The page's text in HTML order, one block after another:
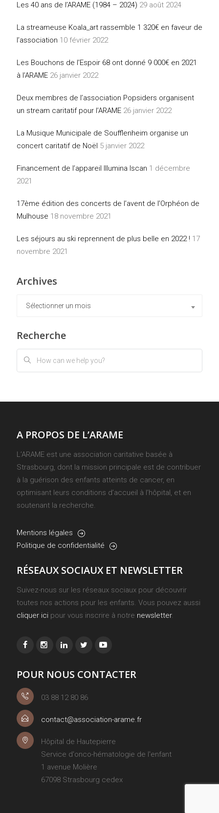
Les 40 ans de l’ARAME (1984 – 2024) 29 août 2024
La streameuse Koala_art rassemble 1 320€ en faveur de
l’association 10 février 2022
Les Bouchons de l’Espoir 68 ont donné 9 000€ en 2021
à l’ARAME 26 janvier 2022
Deux membres de l’association Popsiders organisent
un stream caritatif pour l’ARAME 26 janvier 2022
La Musique Municipale de Soufflenheim organise un
concert caritatif de Noël 5 janvier 2022
Financement de l’appareil Illumina Iscan 1 décembre
2021
17ème édition des concerts de l’avent de l’Orphéon de
Mulhouse 18 novembre 2021
Les séjours au ski reprennent de plus belle en 2022 ! 17
novembre 2021
Archives
Sélectionner un mois
Recherche
A PROPOS DE L’ARAME
L’ARAME est une association caritative basée à
Strasbourg, dont la mission principale est de contribuer
à la guérison des enfants atteints de cancer, en
optimisant leurs conditions d’accueil à l’hôpital, et en
soutenant la recherche.
Mentions légales
Politique de confidentialité
RÉSEAUX SOCIAUX ET NEWSLETTER
Suivez-nous sur les réseaux sociaux pour découvrir
toutes nos actions pour les enfants. Vous pouvez aussi
cliquer icipour vous inscrire à notre newsletter.
POUR NOUS CONTACTER
03 88 12 80 86
contact@association-arame.fr
Hôpital de Hautepierre
Service d'onco-hématologie de l'enfant
1 avenue Molière
67098 Strasbourg cedex